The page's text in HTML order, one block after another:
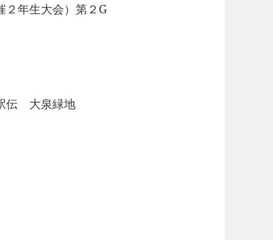
２年生大会）第２G
伝 大泉緑地